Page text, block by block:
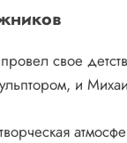
свое
и